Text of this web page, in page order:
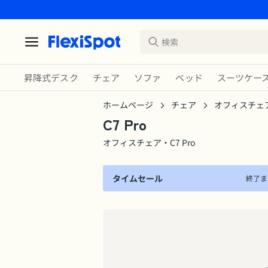
昇降式デスク チェア ソファ ベッド スーツケー
ホームページ チェア オフィスチェ
C7 Pro
オフィスチェア・C7 Pro
タイムセール 終了